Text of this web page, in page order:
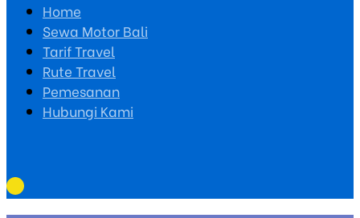
Home
Sewa Motor Bali
Tarif Travel
Rute Travel
Pemesanan
Hubungi Kami